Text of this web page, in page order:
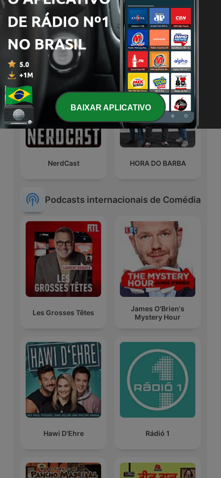
Dr. Pimpolho
La Venganza Será
Terrible (oficial)
NerdCast HORA DO BARBA
Podcasts internacionais de Comédia
Les Grosses Têtes
James O'Brien's
Mystery Hour
Hawi D'Ehre Rádió 1
BAIXAR APLICATIVO